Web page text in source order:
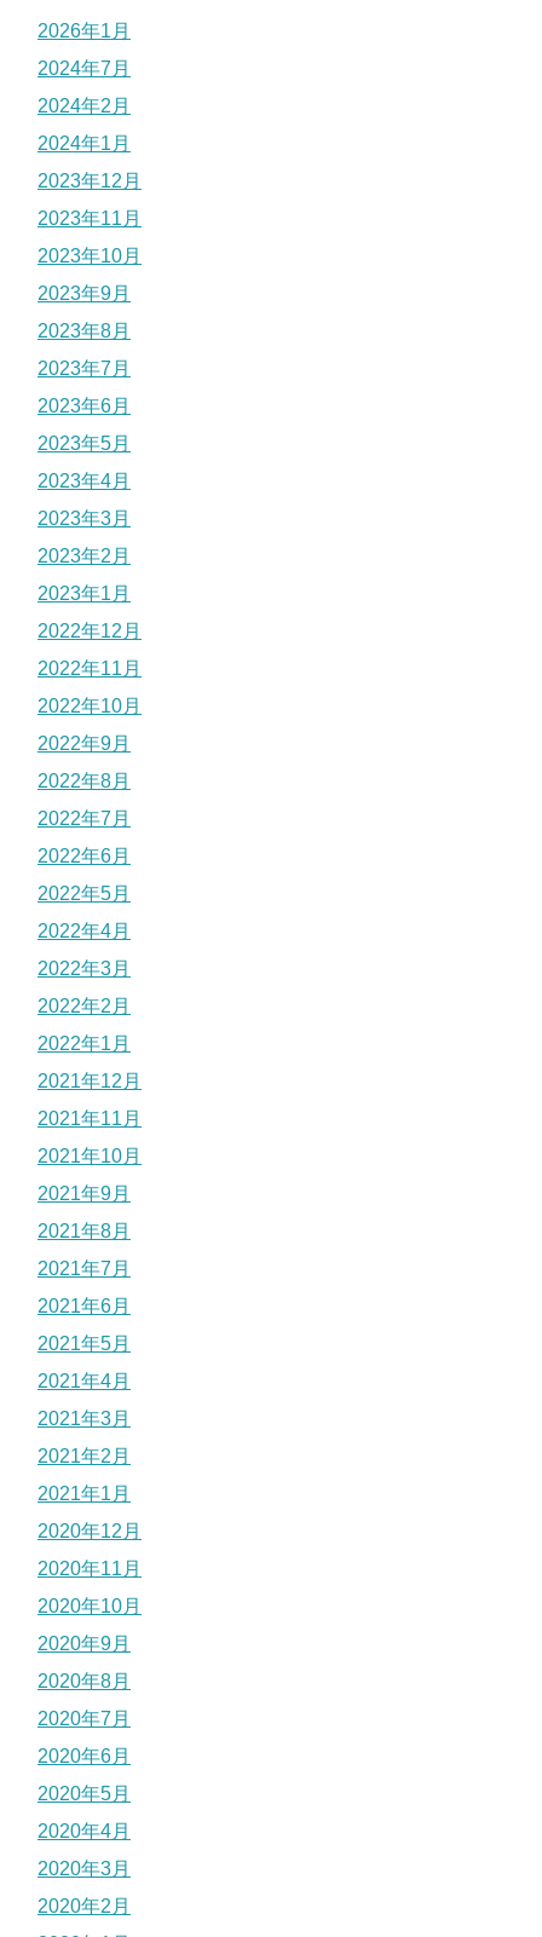
2026年1月
2024年7月
2024年2月
2024年1月
2023年12月
2023年11月
2023年10月
2023年9月
2023年8月
2023年7月
2023年6月
2023年5月
2023年4月
2023年3月
2023年2月
2023年1月
2022年12月
2022年11月
2022年10月
2022年9月
2022年8月
2022年7月
2022年6月
2022年5月
2022年4月
2022年3月
2022年2月
2022年1月
2021年12月
2021年11月
2021年10月
2021年9月
2021年8月
2021年7月
2021年6月
2021年5月
2021年4月
2021年3月
2021年2月
2021年1月
2020年12月
2020年11月
2020年10月
2020年9月
2020年8月
2020年7月
2020年6月
2020年5月
2020年4月
2020年3月
2020年2月